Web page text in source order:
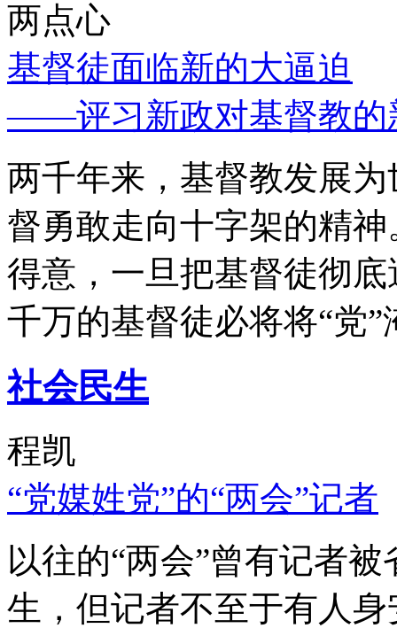
两点心
基督徒面临新的大逼迫
——评习新政对基督教的
两千年来，基督教发展
督勇敢走向十字架的精
得意，一旦把基督徒彻
千万的基督徒必将将“党”
社会民生
程凯
“党媒姓党”的“两会”记者
以往的“两会”曾有记者
生，但记者不至于有人